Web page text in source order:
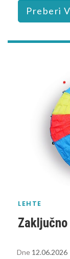
Preberi
LEHTE
Dne 12.06.2026